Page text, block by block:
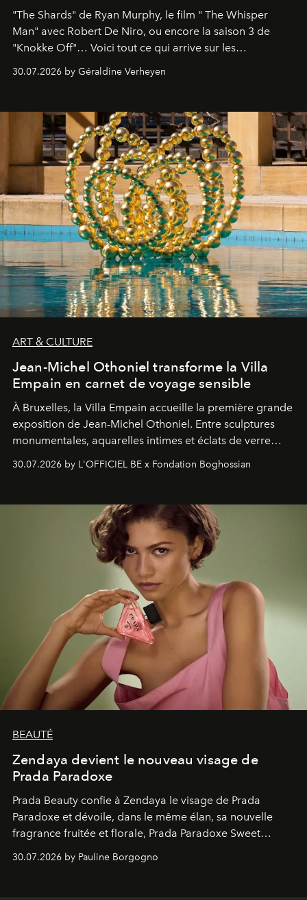
"The Shards" de Ryan Murphy, le film " The Whisper
Man" avec Robert De Niro, ou encore la saison 3 de
"Knokke Off"… Voici tout ce qui arrive sur les
plateformes de streaming en août 2026.
30.07.2026 by Géraldine Verheyen
ART & CULTURE
Jean-Michel Othoniel transforme la Villa
Empain en carnet de voyage sensible
À Bruxelles, la Villa Empain accueille la première grande
exposition de Jean-Michel Othoniel. Entre sculptures
monumentales, aquarelles intimes et éclats de verre
soufflé, l’artiste français compose un itinéraire
émotionnel où chaque œuvre devient le souvenir
émerveillement.
30.07.2026 by L'OFFICIEL BE x Fondation Boghossian
BEAUTÉ
Zendaya devient le nouveau visage de
Prada Paradoxe
Prada Beauty confie à Zendaya le visage de Prada
Paradoxe et dévoile, dans le même élan, sa nouvelle
fragrance fruitée et florale, Prada Paradoxe Sweet
Chemistry Eau de Parfum.
30.07.2026 by Pauline Borgogno